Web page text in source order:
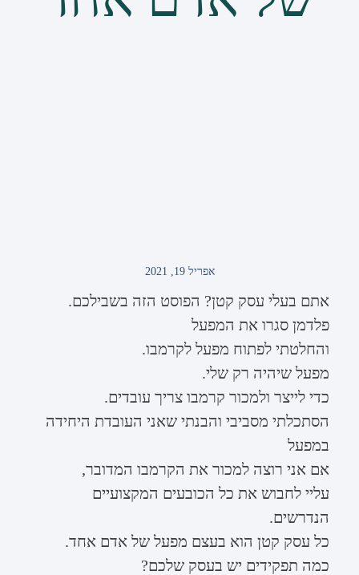
אפריל 19, 2021
אתם בעלי עסק קטן? הפוסט הזה בשבילכם.
פלדמן סגרו את המפעל
והחלטתי לפתוח מפעל לקרמבו.
מפעל שיהיה רק שלי.
כדי לייצר ולמכור קרמבו צריך עובדים.
הסתכלתי מסביבי והבנתי שאני העובדת היחידה
במפעל
אם אני רוצה למכור את הקרמבו המדובר,
עליי לחבוש את כל הכובעים המקצועיים
הנדרשים.
כל עסק קטן הוא בעצם מפעל של אדם אחד.
כמה תפקידים יש בעסק שלכם?